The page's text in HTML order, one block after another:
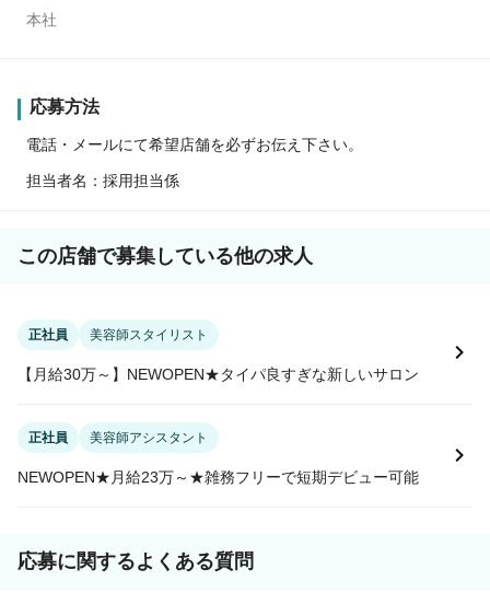
本社
応募方法
電話・メールにて希望店舗を必ずお伝え下さい。
担当者名：採用担当係
この店舗で募集している他の求人
正社員 美容師スタイリスト
【月給30万～】NEWOPEN★タイパ良すぎな新しいサロン
正社員 美容師アシスタント
NEWOPEN★月給23万～★雑務フリーで短期デビュー可能
応募に関するよくある質問